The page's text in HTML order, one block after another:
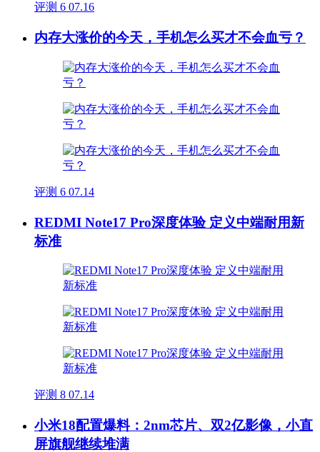
评测 6 07.16
内存大涨价的今天，手机怎么买才不会血亏？
评测 6 07.14
REDMI Note17 Pro深度体验 定义中端耐用新
标准
评测 8 07.14
小米18配置爆料：2nm芯片、双2亿影像，小直
屏旗舰继续堆满